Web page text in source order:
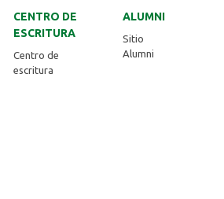
CENTRO DE
ESCRITURA
Centro de
escritura
ALUMNI
Sitio
Alumni